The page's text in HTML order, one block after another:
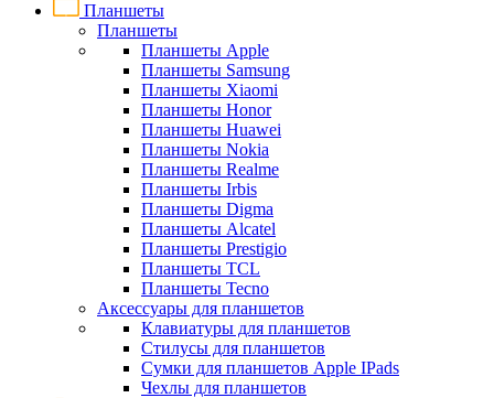
Планшеты
Планшеты
Планшеты Apple
Планшеты Samsung
Планшеты Xiaomi
Планшеты Honor
Планшеты Huawei
Планшеты Nokia
Планшеты Realme
Планшеты Irbis
Планшеты Digma
Планшеты Alcatel
Планшеты Prestigio
Планшеты TCL
Планшеты Tecno
Аксессуары для планшетов
Клавиатуры для планшетов
Стилусы для планшетов
Сумки для планшетов Apple IPads
Чехлы для планшетов